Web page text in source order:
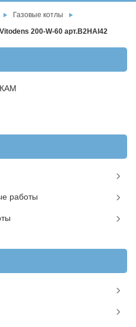
Газовые котлы
200-W-60 арт.B2HAI42
работы